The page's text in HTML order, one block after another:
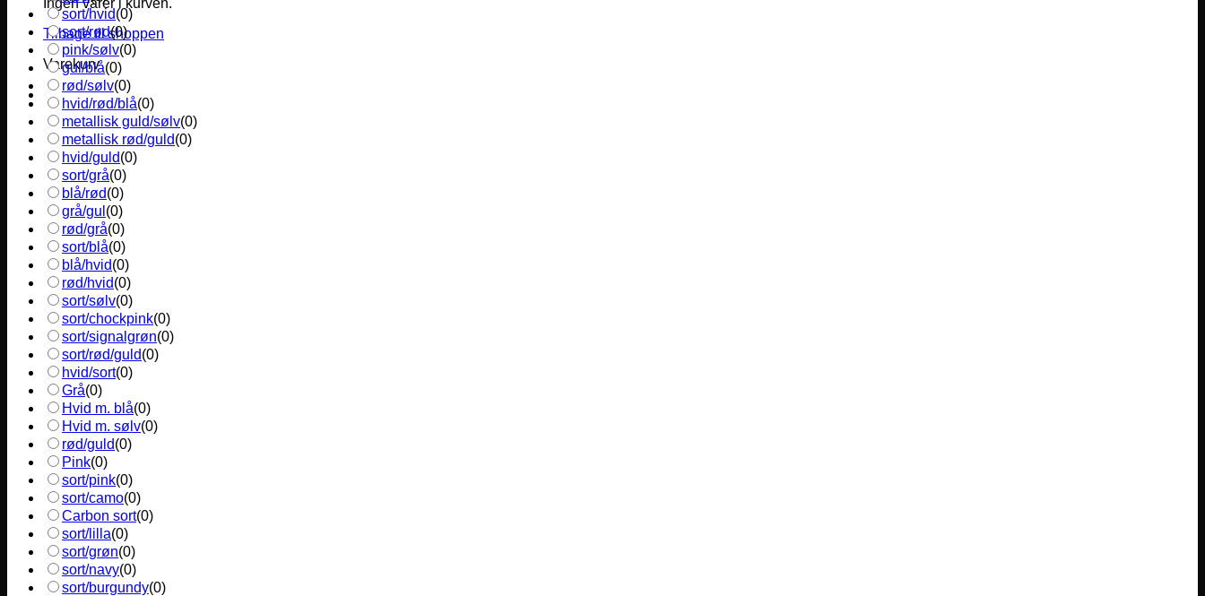
Ingen varer i kurven.
Tilbage til shoppen
Varekurv
sort/hvid(0)
sort/rød(0)
pink/sølv(0)
gul/blå(0)
rød/sølv(0)
hvid/rød/blå(0)
metallisk guld/sølv(0)
metallisk rød/guld(0)
hvid/guld(0)
sort/grå(0)
blå/rød(0)
grå/gul (0)
rød/grå(0)
sort/blå(0)
blå/hvid(0)
rød/hvid(0)
sort/sølv(0)
sort/chockpink(0)
sort/signalgrøn(0)
sort/rød/guld(0)
hvid/sort(0)
Grå(0)
Hvid m. blå(0)
Hvid m. sølv(0)
rød/guld(0)
Pink(0)
sort/pink(0)
sort/camo(0)
Carbon sort(0)
sort/lilla(0)
sort/grøn(0)
sort/navy(0)
sort/burgundy(0)